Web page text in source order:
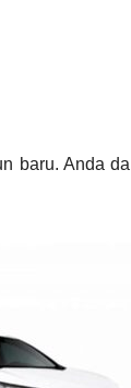
baru. Anda